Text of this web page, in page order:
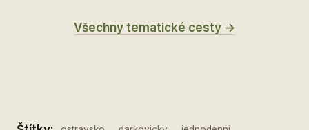
Všechny tematické cesty →